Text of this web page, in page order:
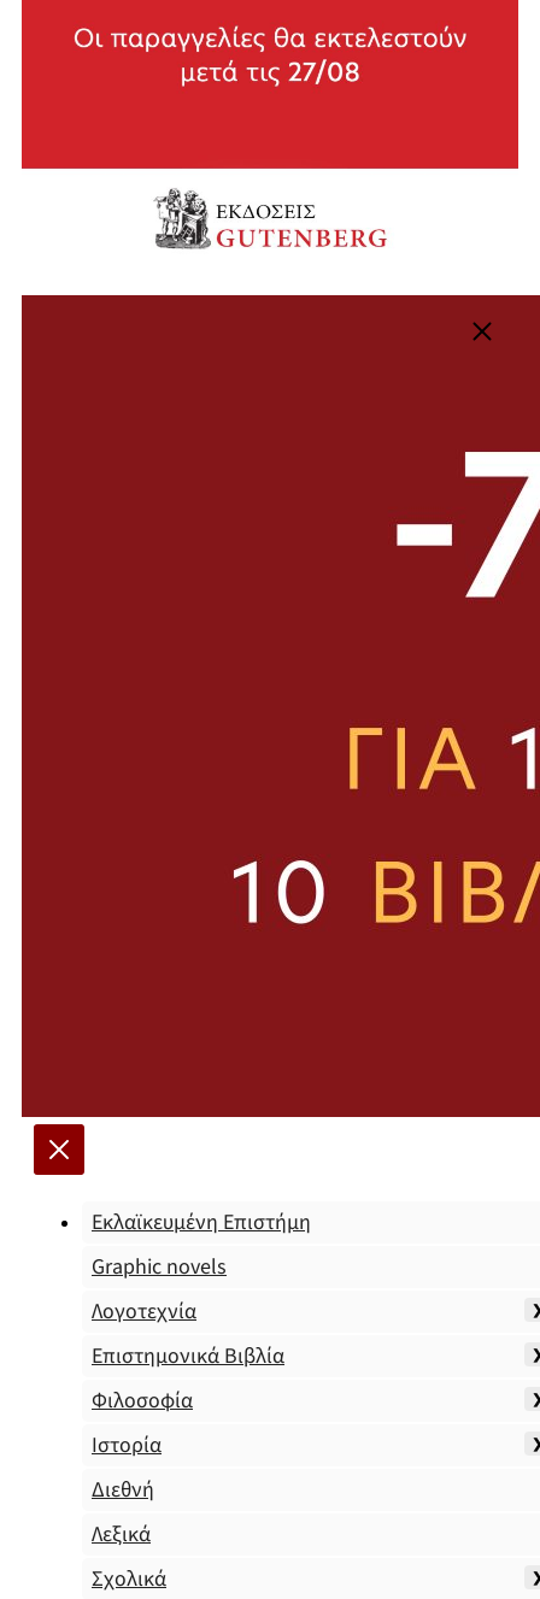
Εκλαϊκευμένη Επιστήμη
Graphic novels
Λογοτεχνία
Επιστημονικά Βιβλία
Φιλοσοφία
Ιστορία
Διεθνή
Λεξικά
Σχολικά